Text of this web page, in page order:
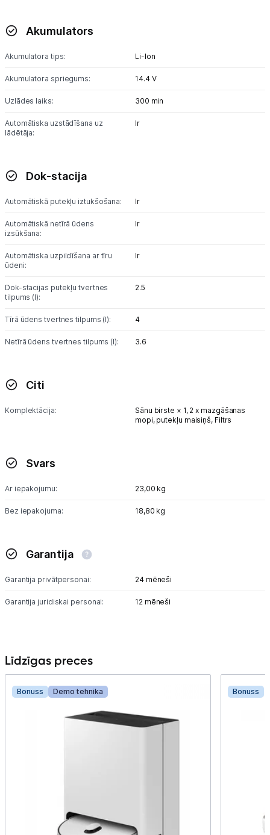
Akumulators
Akumulatora tips: Li-lon
Akumulatora spriegums: 14.4 V
Uzlādes laiks: 300 min
Automātiska uzstādīšana uz
lādētāja:
Ir
Dok-stacija
Automātiskā putekļu iztukšošana: Ir
Automātiskā netīrā ūdens
izsūkšana:
Ir
Automātiska uzpildīšana ar tīru
ūdeni:
Ir
Dok-stacijas putekļu tvertnes
tilpums (l):
2.5
Tīrā ūdens tvertnes tilpums (l): 4
Netīrā ūdens tvertnes tilpums (l): 3.6
Citi
Komplektācija: Sānu birste × 1, 2 x mazgāšanas
mopi, putekļu maisiņš, Filtrs
Svars
Ar iepakojumu: 23,00 kg
Bez iepakojuma: 18,80 kg
Garantija
Garantija privātpersonai: 24 mēneši
Garantija juridiskai personai: 12 mēneši
Līdzīgas preces
Bonuss Demo tehnika Bonuss